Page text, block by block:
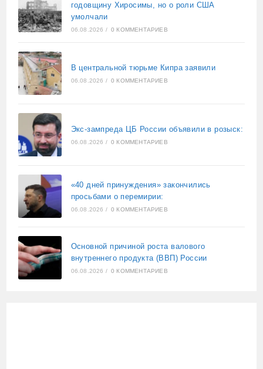
годовщину Хиросимы, но о роли США
умолчали
06.08.2026 / 0 КОММЕНТАРИЕВ
В центральной тюрьме Кипра заявили
06.08.2026 / 0 КОММЕНТАРИЕВ
Экс-зампреда ЦБ России объявили в розыск:
06.08.2026 / 0 КОММЕНТАРИЕВ
«40 дней принуждения» закончились
просьбами о перемирии:
06.08.2026 / 0 КОММЕНТАРИЕВ
Основной причиной роста валового
внутреннего продукта (ВВП) России
06.08.2026 / 0 КОММЕНТАРИЕВ